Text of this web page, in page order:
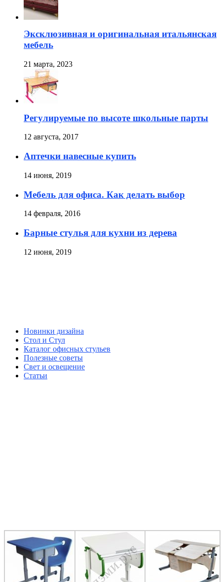
Эксклюзивная и оригинальная итальянская
мебель
21 марта, 2023
Регулируемые по высоте школьные парты
12 августа, 2017
Аптечки навесные купить
14 июня, 2019
Мебель для офиса. Как делать выбор
14 февраля, 2016
Барные стулья для кухни из дерева
12 июня, 2019
Новинки дизайна
Стол и Стул
Каталог офисных стульев
Полезные советы
Свет и освещение
Статьи